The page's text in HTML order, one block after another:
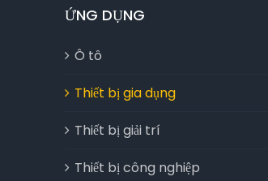
ỨNG DỤNG
Ô tô
Thiết bị gia dụng
Thiết bị giải trí
Thiết bị công nghiệp